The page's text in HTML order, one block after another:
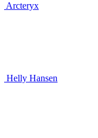
Arcteryx
Helly Hansen